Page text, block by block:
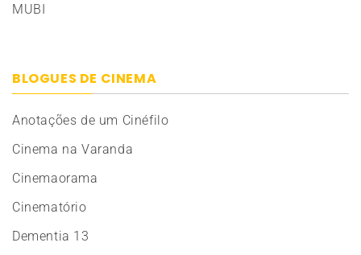
MUBI
BLOGUES DE CINEMA
Anotações de um Cinéfilo
Cinema na Varanda
Cinemaorama
Cinematório
Dementia 13